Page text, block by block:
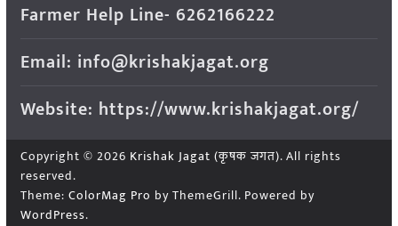
Farmer Help Line- 6262166222
Email: info@krishakjagat.org
Website: https://www.krishakjagat.org/
Copyright © 2026 Krishak Jagat (कृषक जगत). All rights
reserved.
Theme: ColorMag Pro by ThemeGrill. Powered by
WordPress.